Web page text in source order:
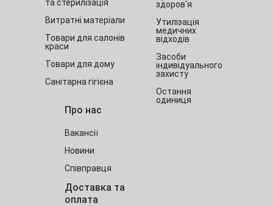
та стерилізація
Витратні матеріали
Товари для салонів
краси
Товари для дому
Санітарна гігієна
здоров'я
Утилізація
медичних
відходів
Засоби
індивідуального
захисту
Остання
одиниця
Про нас
Вакансії
Новини
Співправця
Доставка та
оплата